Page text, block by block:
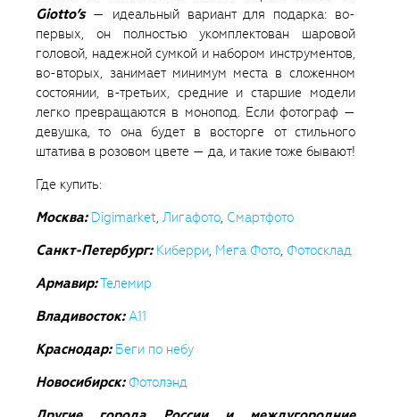
Giotto’s— идеальный вариант для подарка: во-
первых, он полностью укомплектован шаровой
головой, надежной сумкой и набором инструментов,
во-вторых, занимает минимум места в сложенном
состоянии, в-третьих, средние и старшие модели
легко превращаются в монопод. Если фотограф —
девушка, то она будет в восторге от стильного
штатива в розовом цвете — да, и такие тоже бывают!
Где купить:
Москва: Digimarket, Лигафото, Смартфото
Санкт-Петербург: Киберри, Мега Фото, Фотосклад
Армавир:Телемир
Владивосток: A11
Краснодар: Беги по небу
Новосибирск: Фотолэнд